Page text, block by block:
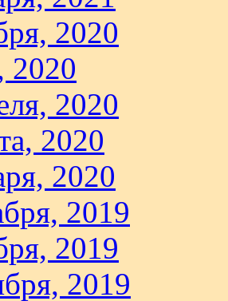
2020
2020
2020
2020
2020
2019
2019
2019